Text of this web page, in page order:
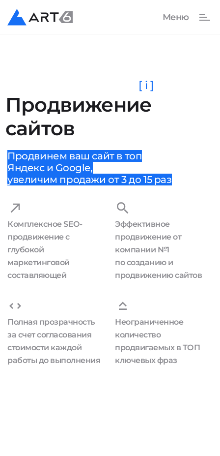
Продвижение
сайтов
[ i ]
Продвинем ваш сайт в топ
Яндекс и Google,
увеличим продажи от 3 до 15 раз
Комплексное SEO-
продвижение с
глубокой
маркетинговой
составляющей
Эффективное
продвижение от
компании №1
по созданию и
продвижению сайтов
Полная прозрачность
за счет согласования
стоимости каждой
работы до выполнения
Неограниченное
количество
продвигаемых в ТОП
ключевых фраз